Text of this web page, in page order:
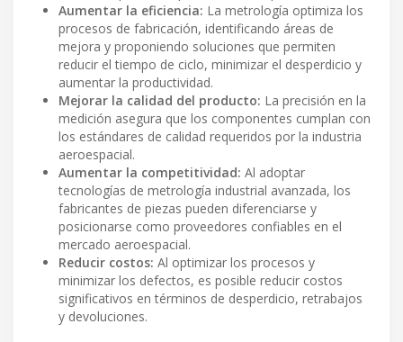
Aumentar la eficiencia: La metrología optimiza los
procesos de fabricación, identificando áreas de
mejora y proponiendo soluciones que permiten
reducir el tiempo de ciclo, minimizar el desperdicio y
aumentar la productividad.
Mejorar la calidad del producto: La precisión en la
medición asegura que los componentes cumplan con
los estándares de calidad requeridos por la industria
aeroespacial.
Aumentar la competitividad: Al adoptar
tecnologías de metrología industrial avanzada, los
fabricantes de piezas pueden diferenciarse y
posicionarse como proveedores confiables en el
mercado aeroespacial.
Reducir costos: Al optimizar los procesos y
minimizar los defectos, es posible reducir costos
significativos en términos de desperdicio, retrabajos
y devoluciones.